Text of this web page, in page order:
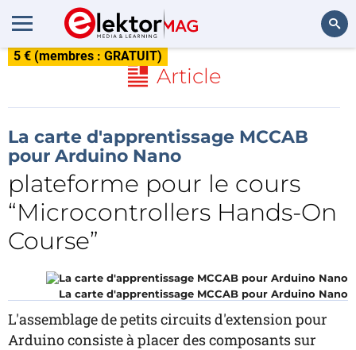
5 € (membres : GRATUIT)
Article
La carte d'apprentissage MCCAB
pour Arduino Nano
plateforme pour le cours
“Microcontrollers Hands-On
Course”
La carte d'apprentissage MCCAB pour Arduino Nano
L'assemblage de petits circuits d'extension pour
Arduino consiste à placer des composants sur